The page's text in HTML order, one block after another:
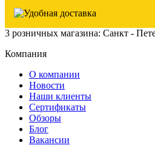
3 розничных магазина: Санкт -
Компания
О компании
Новости
Наши клиенты
Сертификаты
Обзоры
Блог
Вакансии